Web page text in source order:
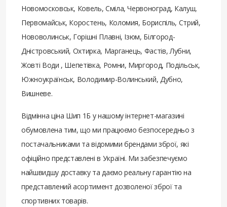
Новомосковськ, Ковель, Сміла, Червоноград, Калуш,
Первомайськ, Коростень, Коломия, Бориспіль, Стрий,
Нововолинськ, Горішні Плавні, Ізюм, Білгород-
Дністровський, Охтирка, Марганець, Фастів, Лубни,
Жовті Води , Шепетівка, Ромни, Миргород, Подільськ,
Южноукраїнськ, Володимир-Волинський, Дубно,
Вишневе.
Відмінна ціна Шип 1Б у нашому інтернет-магазині
обумовлена ​​тим, що ми працюємо безпосередньо з
постачальниками та відомими брендами зброї, які
офіційно представлені в Україні. Ми забезпечуємо
найшвидшу доставку та даємо реальну гарантію на
представлений асортимент дозволеної зброї та
спортивних товарів.